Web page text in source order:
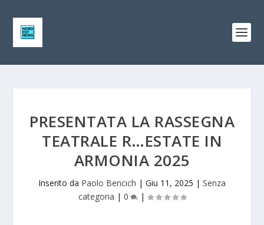
PRESENTATA LA RASSEGNA
TEATRALE R…ESTATE IN
ARMONIA 2025
Inserito da Paolo Bencich | Giu 11, 2025 | Senza
categoria | 0 |